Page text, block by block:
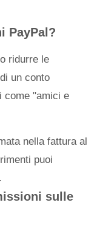
PayPal?
ridurre le
un conto
come "amici e
nella fattura al
puoi
sulle